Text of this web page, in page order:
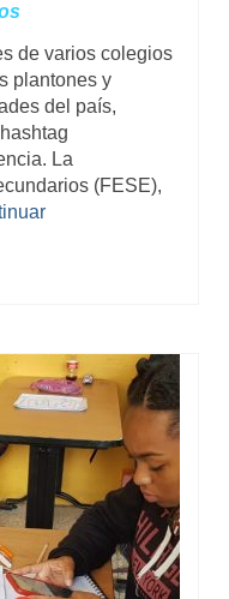
de varios colegios
plantones y
del país,
La
(FESE),